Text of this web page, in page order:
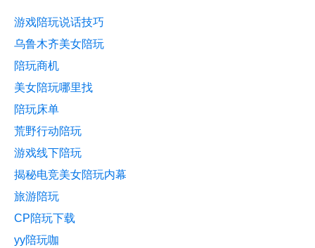
游戏陪玩说话技巧
乌鲁木齐美女陪玩
陪玩商机
美女陪玩哪里找
陪玩床单
荒野行动陪玩
游戏线下陪玩
揭秘电竞美女陪玩内幕
旅游陪玩
CP陪玩下载
yy陪玩咖